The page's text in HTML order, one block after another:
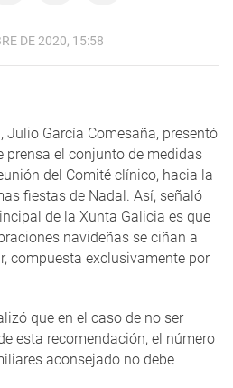
DE 2020, 15:58
Julio García Comesaña, presentó
prensa el conjunto de medidas
del Comité clínico, hacia la
fiestas de Nadal. Así, señaló
de la Xunta Galicia es que
navideñas se ciñan a
compuesta exclusivamente por
que en el caso de no ser
esta recomendación, el número
aconsejado no debe